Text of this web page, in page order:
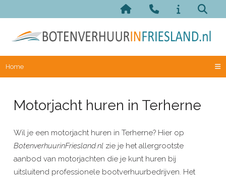
Home
Motorjacht huren in Terherne
Wil je een motorjacht huren in Terherne? Hier op
BotenverhuurinFriesland.nlzie je het allergrootste
aanbod van motorjachten die je kunt huren bij
uitsluitend professionele bootverhuurbedrijven. Het